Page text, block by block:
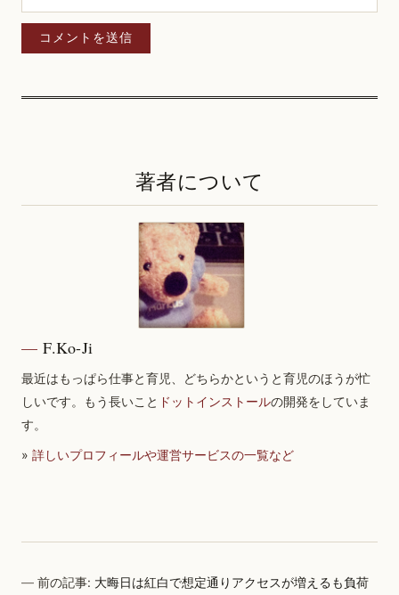
著者について
F.Ko-Ji
最近はもっぱら仕事と育児、どちらかというと育児のほうが忙
しいです。もう長いこと ドットインストールの開発をしていま
す。
» 詳しいプロフィールや運営サービスの一覧など
前の記事: 大晦日は紅白で想定通りアクセスが増えるも負荷